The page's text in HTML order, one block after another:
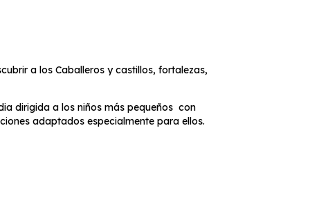
a los Caballeros y castillos, fortalezas,
dirigida a los niños más pequeños con
adaptados especialmente para ellos.